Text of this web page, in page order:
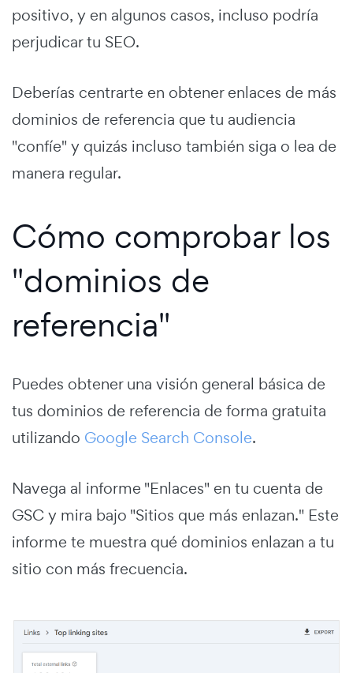
positivo, y en algunos casos, incluso podría
perjudicar tu SEO.
Deberías centrarte en obtener enlaces de más
dominios de referencia que tu audiencia
"confíe" y quizás incluso también siga o lea de
manera regular.
Cómo comprobar los
"dominios de
referencia"
Puedes obtener una visión general básica de
tus dominios de referencia de forma gratuita
utilizando Google Search Console.
Navega al informe "Enlaces" en tu cuenta de
GSC y mira bajo "Sitios que más enlazan." Este
informe te muestra qué dominios enlazan a tu
sitio con más frecuencia.